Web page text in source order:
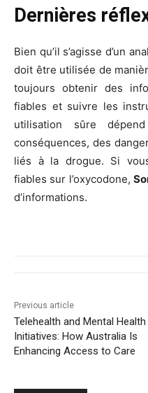
Dernières
Bien qu’il s’agisse d’un
doit être utilisée de
toujours obtenir des
fiables et suivre les
utilisation sûre
conséquences, des
liés à la drogue. Si
fiables sur l’oxycodone,
d’informations.
Previous article
Telehealth and Mental Health
Initiatives: How Australia Is
Enhancing Access to Care